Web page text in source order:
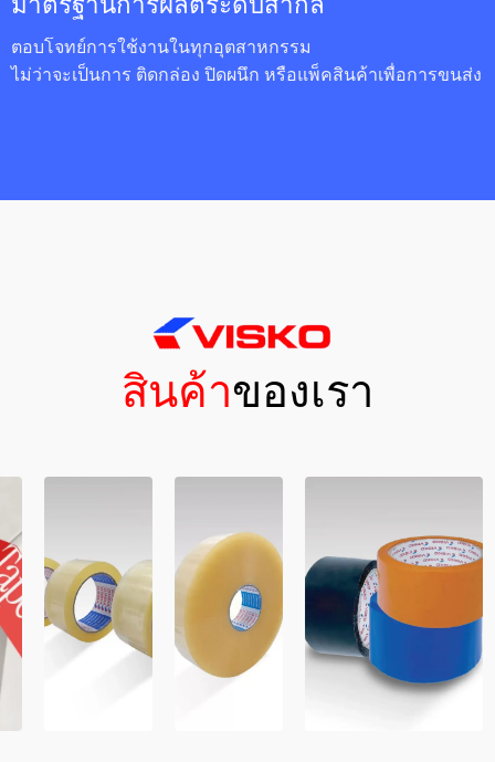
ตอบโจทย์การใช้งานในทุกอุตสาหกรรม
ไม่ว่าจะเป็นการ ติดกล่อง ปิดผนึก หรือแพ็คสินค้าเพื่อการขนส่ง
สินค้าของเรา